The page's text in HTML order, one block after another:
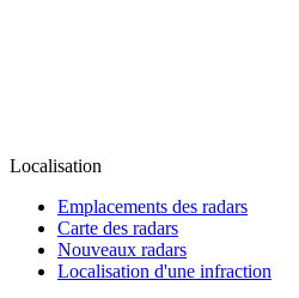
Localisation
Emplacements des radars
Carte des radars
Nouveaux radars
Localisation d'une infraction